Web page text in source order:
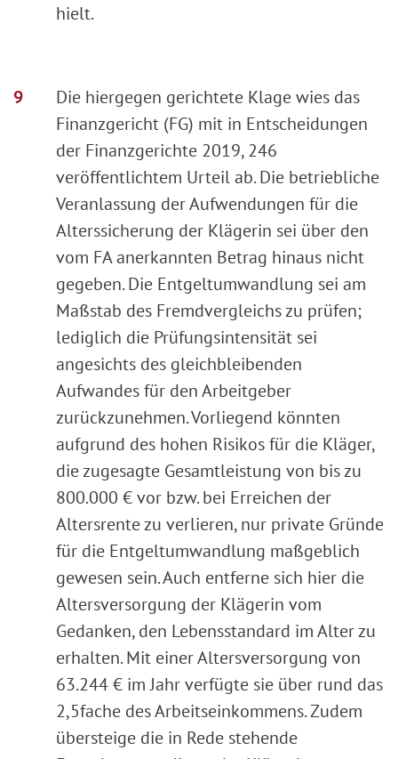
hielt.
Die hiergegen gerichtete Klage wies das
Finanzgericht (FG) mit in Entscheidungen
der Finanzgerichte 2019, 246
veröffentlichtem Urteil ab. Die betriebliche
Veranlassung der Aufwendungen für die
Alterssicherung der Klägerin sei über den
vom FA anerkannten Betrag hinaus nicht
gegeben. Die Entgeltumwandlung sei am
Maßstab des Fremdvergleichs zu prüfen;
lediglich die Prüfungsintensität sei
angesichts des gleichbleibenden
Aufwandes für den Arbeitgeber
zurückzunehmen. Vorliegend könnten
aufgrund des hohen Risikos für die Kläger,
die zugesagte Gesamtleistung von bis zu
800.000 € vor bzw. bei Erreichen der
Altersrente zu verlieren, nur private Gründe
für die Entgeltumwandlung maßgeblich
gewesen sein. Auch entferne sich hier die
Altersversorgung der Klägerin vom
Gedanken, den Lebensstandard im Alter zu
erhalten. Mit einer Altersversorgung von
63.244 € im Jahr verfügte sie über rund das
2,5fache des Arbeitseinkommens. Zudem
übersteige die in Rede stehende